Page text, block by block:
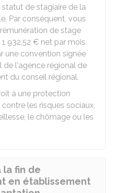
statut de stagiaire de la
Par conséquent, vous
de stage
1 932,52 € net par mois.
une convention signée
de l'agence régional de
du conseil régional.
à une protection
les risques sociaux,
le chômage ou les
la fin de
en établissement